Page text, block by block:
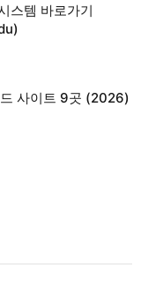
스템 바로가기
사이트 9곳 (2026)